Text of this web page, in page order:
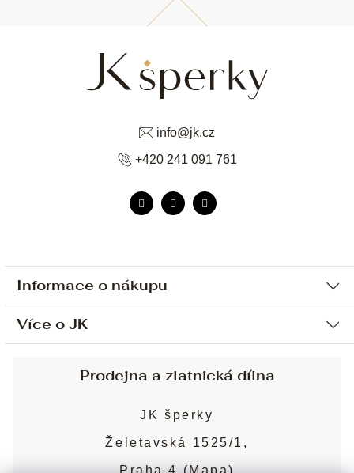
Informace o nákupu
Ochrana osobních údajů
Sjednání osobní schůzky
Obchodní podmínky
Puncovní značky
Více o JK
info@jk.cz
+420 241 091 761
Prodejna a zlatnická dílna
JK šperky
Želetavská 1525/1,